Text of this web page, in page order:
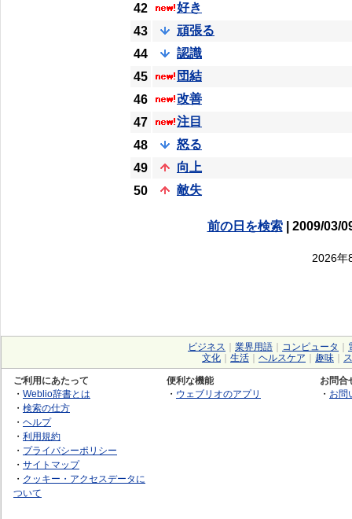
42
好き
43
頑張る
44
認識
45
団結
46
改善
47
注目
48
怒る
49
向上
50
敵失
前の日を検索| 2009/03/
2026年
ビジネス 業界用語 コンピュータ
文化
生活 ヘルスケア 趣味
ご利用にあたって
・ Weblio辞書とは
・ 検索の仕方
・ ヘルプ
・ 利用規約
・ プライバシーポリシー
・ サイトマップ
・ クッキー・アクセスデータに
ついて
便利な機能
・ ウェブリオのアプリ
お問合
・ お問